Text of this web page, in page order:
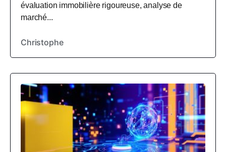
évaluation immobilière rigoureuse, analyse de
marché...
Christophe